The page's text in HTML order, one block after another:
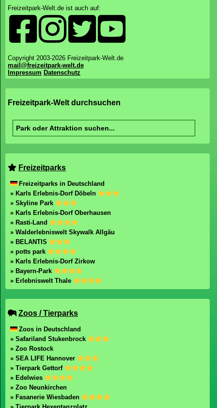
Freizeitpark-Welt.de ist auch auf:
Copyright 2003-2026 Freizeitpark-Welt.de
mail@freizeitpark-welt.de
Impressum Datenschutz
Freizeitpark-Welt durchsuchen
Freizeitparks
Freizeitparks in Deutschland
» Karls Erlebnis-Dorf Döbeln
» Skyline Park
» Karls Erlebnis-Dorf Oberhausen
» Rasti-Land
» Walderlebniswelt Skywalk Allgäu
» BELANTIS
» potts park
» Karls Erlebnis-Dorf Zirkow
» Bayern-Park
» Erlebniswelt Thale
Zoos / Tierparks
Zoos in Deutschland
» Safariland Stukenbrock
» Zoo Rostock
» SEA LIFE Hannover
» Tierpark Gettorf
» Edelwies
» Zoo Neunkirchen
» Fasanerie Wiesbaden